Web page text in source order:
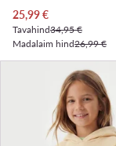
Praegune hind
25,99€
Tavahind34,95 €
Madalaim hind26,99 €